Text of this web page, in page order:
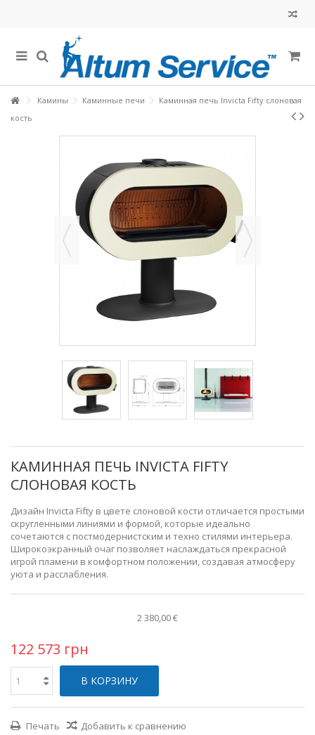
Камины Каминные печи
Каминная печь Invicta Fifty слоновая
кость
КАМИННАЯ ПЕЧЬ INVICTA FIFTY
СЛОНОВАЯ КОСТЬ
Дизайн Invicta Fifty в цвете слоновой кости отличается простыми
скругленными линиями и формой, которые идеально
сочетаются с постмодернистским и техно стилями интерьера.
Широкоэкранный очаг позволяет наслаждаться прекрасной
игрой пламени в комфортном положении, создавая атмосферу
уюта и расслабления.
2 380,00 €
122 573 грн
В КОРЗИНУ
Печать Добавить к сравнению